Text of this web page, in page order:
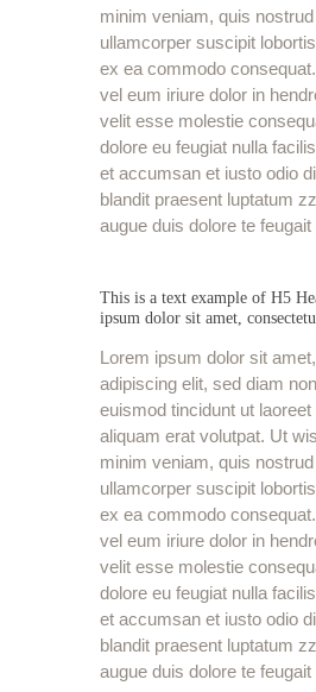
minim veniam, quis
ullamcorper suscipit
ex ea commodo
vel eum iriure dolor in
velit esse molestie
dolore eu feugiat nulla
et accumsan et iusto odio
blandit praesent luptatum
augue duis dolore te feugait
This is a text example of H5
ipsum dolor sit amet,
Lorem ipsum dolor sit
adipiscing elit, sed diam
euismod tincidunt ut
aliquam erat volutpat. Ut
minim veniam, quis
ullamcorper suscipit
ex ea commodo
vel eum iriure dolor in
velit esse molestie
dolore eu feugiat nulla
et accumsan et iusto odio
blandit praesent luptatum
augue duis dolore te feugait